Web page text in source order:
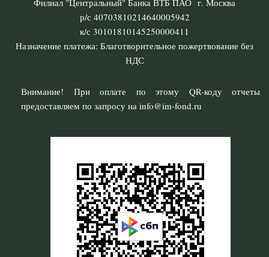
Филиал "Центральный" Банка ВТБ ПАО г. Москва
р/с 40703810214640005942
к/с 30101810145250000411
Назначение платежа: Благотворительное пожертвование без
НДС
Внимание! При оплате по этому QR-коду отчеты
предоставляем по запросу на info@im-fond.ru